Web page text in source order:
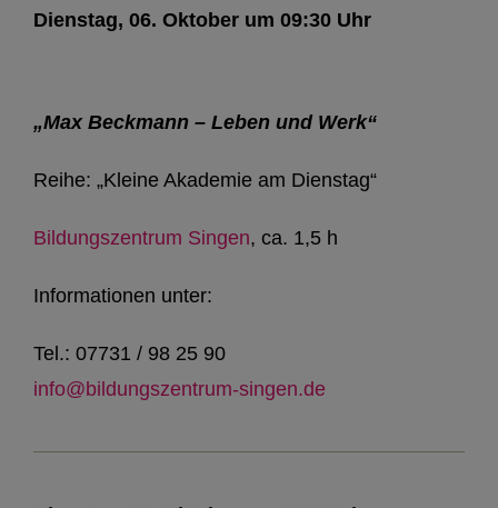
Dienstag, 06. Oktober um 09:30 Uhr
„Max Beckmann – Leben und Werk“
Reihe: „Kleine Akademie am Dienstag“
Bildungszentrum Singen, ca. 1,5 h
Informationen unter:
Tel.: 07731 / 98 25 90
info@bildungszentrum-singen.de